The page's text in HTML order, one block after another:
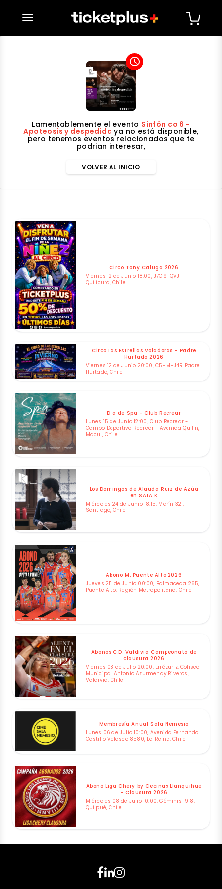
desplegar navegación
access_time
Lamentablemente el evento Sinfónico 6 -
Apoteosis y despedida ya no está disponible,
pero tenemos eventos relacionados que te
podrian interesar,
VOLVER AL INICIO
Circo Tony Caluga 2026
Viernes 12 de Junio 18:00, J7G9+QVJ
Quilicura, Chile
Circo Las Estrellas Voladoras - Padre
Hurtado 2026
Viernes 12 de Junio 20:00, C5HM+J4R Padre
Hurtado, Chile
Dia de Spa - Club Recrear
Lunes 15 de Junio 12:00, Club Recrear -
Campo Deportivo Recrear - Avenida Quilin,
Macul, Chile
Los Domingos de Alauda Ruiz de Azúa
en SALA K
Miércoles 24 de Junio 18:15, Marín 321,
Santiago, Chile
Abono M. Puente Alto 2026
Jueves 25 de Junio 00:00, Balmaceda 265,
Puente Alto, Región Metropolitana, Chile
Abonos C.D. Valdivia Campeonato de
clausura 2026
Viernes 03 de Julio 20:00, Errázuriz, Coliseo
Municipal Antonio Azurmendy Riveros,
Valdivia, Chile
Membresía Anual Sala Nemesio
Lunes 06 de Julio 10:00, Avenida Fernando
Castillo Velasco 8580, La Reina, Chile
Abono Liga Chery by Cecinas Llanquihue
- Clausura 2026
Miércoles 08 de Julio 10:00, Géminis 1918,
Quilpué, Chile